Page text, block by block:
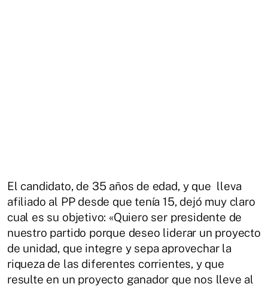
El candidato, de 35 años de edad, y que lleva
afiliado al PP desde que tenía 15, dejó muy claro
cual es su objetivo: «Quiero ser presidente de
nuestro partido porque deseo liderar un proyecto
de unidad, que integre y sepa aprovechar la
riqueza de las diferentes corrientes, y que
resulte en un proyecto ganador que nos lleve al